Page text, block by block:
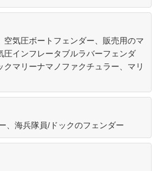
空気圧ボートフェンダー、販売用のマ
圧インフレータブルラバーフェンダ
クマリーナマノファクチュラー、マリ
、海兵隊員/ドックのフェンダー